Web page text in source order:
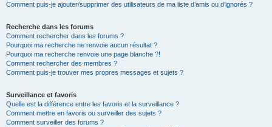
Comment puis-je ajouter/supprimer des utilisateurs de ma liste d’amis ou d’ignorés ?
Recherche dans les forums
Comment rechercher dans les forums ?
Pourquoi ma recherche ne renvoie aucun résultat ?
Pourquoi ma recherche renvoie une page blanche ?!
Comment rechercher des membres ?
Comment puis-je trouver mes propres messages et sujets ?
Surveillance et favoris
Quelle est la différence entre les favoris et la surveillance ?
Comment mettre en favoris ou surveiller des sujets ?
Comment surveiller des forums ?